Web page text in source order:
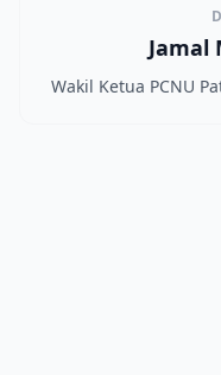
Jamal
Wakil Ketua PCNU